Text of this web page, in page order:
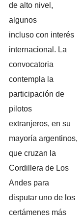
de alto nivel,
algunos
incluso con interés
internacional. La
convocatoria
contempla la
participación de
pilotos
extranjeros, en su
mayoría argentinos,
que cruzan la
Cordillera de Los
Andes para
disputar uno de los
certámenes más